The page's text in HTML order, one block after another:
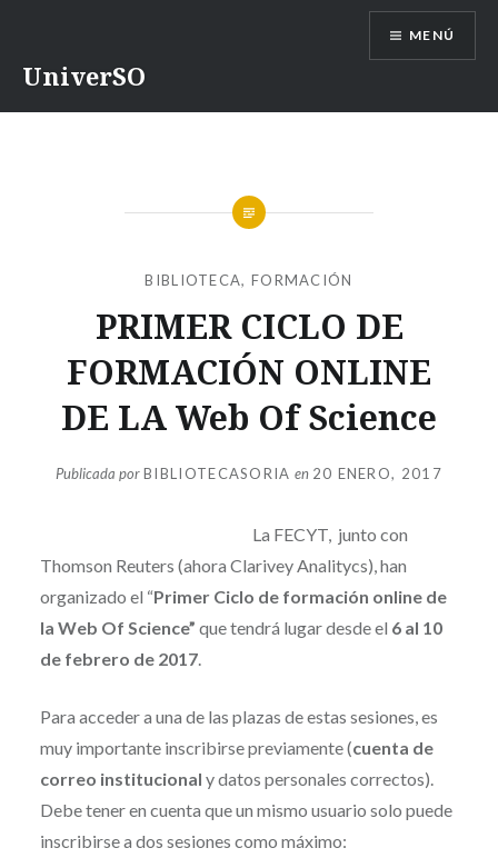
UniverSO
MENÚ
BIBLIOTECA, FORMACIÓN
PRIMER CICLO DE
FORMACIÓN ONLINE
DE LA Web Of Science
Publicada porBIBLIOTECASORIA en 20 ENERO, 2017
La FECYT, junto con
Thomson Reuters (ahora Clarivey Analitycs), han
organizado el “Primer Ciclo de formación online de
la Web Of Science” que tendrá lugar desde el 6 al 10
de febrero de 2017.
Para acceder a una de las plazas de estas sesiones, es
muy importante inscribirse previamente (cuenta de
correo institucional y datos personales correctos).
Debe tener en cuenta que un mismo usuario solo puede
inscribirse a dos sesiones como máximo: